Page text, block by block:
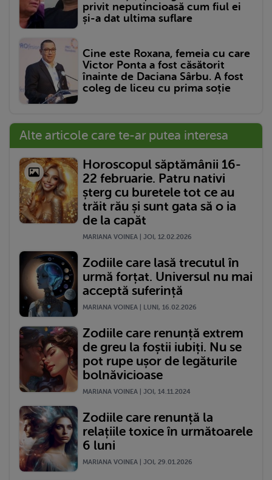
privit neputincioasă cum fiul ei
și-a dat ultima suflare
Cine este Roxana, femeia cu care
Victor Ponta a fost căsătorit
înainte de Daciana Sârbu. A fost
coleg de liceu cu prima soție
Alte articole care te-ar putea interesa
Horoscopul săptămânii 16-
22 februarie. Patru nativi
șterg cu buretele tot ce au
trăit rău și sunt gata să o ia
de la capăt
MARIANA VOINEA | JOI, 12.02.2026
Zodiile care lasă trecutul în
urmă forțat. Universul nu mai
acceptă suferință
MARIANA VOINEA | LUNI, 16.02.2026
Zodiile care renunță extrem
de greu la foștii iubiți. Nu se
pot rupe ușor de legăturile
bolnăvicioase
MARIANA VOINEA | JOI, 14.11.2024
Zodiile care renunță la
relațiile toxice în următoarele
6 luni
MARIANA VOINEA | JOI, 29.01.2026